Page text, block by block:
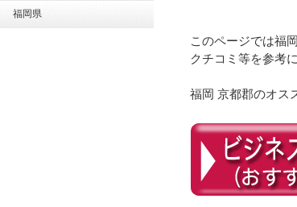
このページでは福
クチコミ等を参考
福岡 京都郡のオス
福岡県